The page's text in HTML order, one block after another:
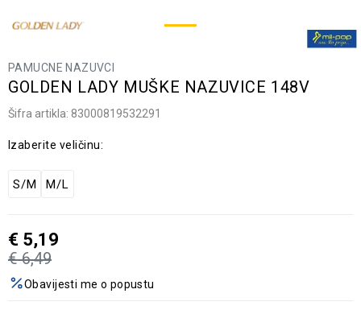
PAMUCNE NAZUVCI
GOLDEN LADY MUŠKE NAZUVICE 148V
Šifra artikla: 83000819532291
Izaberite veličinu:
S/M M/L
€ 6,49
€ 5,19
Obavijesti me o popustu